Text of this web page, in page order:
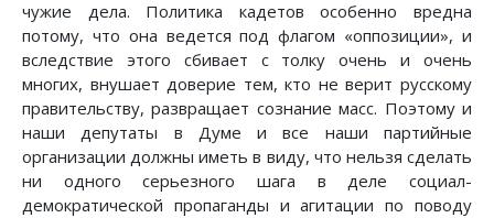
чужие дела. Политика кадетов особенно вредна
потому, что она ведется под флагом «оппозиции», и
вследствие этого сбивает с толку очень и очень
многих, внушает доверие тем, кто не верит русскому
правительству, развращает сознание масс. Поэтому и
наши депутаты в Думе и все наши партийные
организации должны иметь в виду, что нельзя сделать
ни одного серьезного шага в деле социал-
демократической пропаганды и агитации по поводу